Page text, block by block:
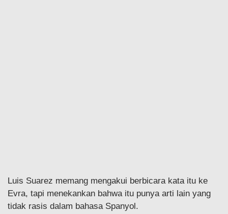
Luis Suarez memang mengakui berbicara kata itu ke
Evra, tapi menekankan bahwa itu punya arti lain yang
tidak rasis dalam bahasa Spanyol.